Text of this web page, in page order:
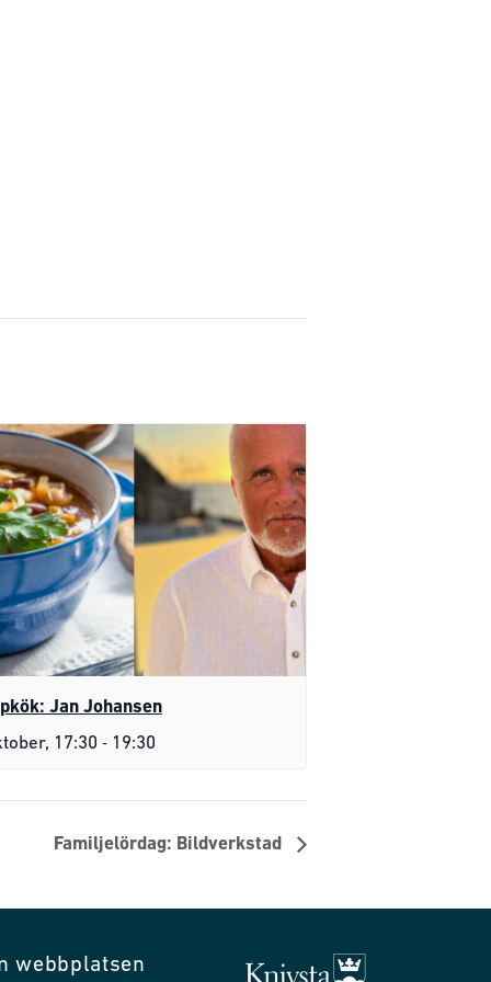
Jan Johansen
17:30 - 19:30
Familjelördag: Bildverkstad
webbplatsen